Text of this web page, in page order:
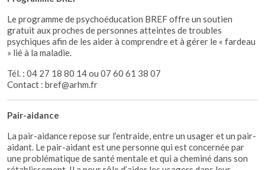
Le programme de psychoéducation BREF offre un soutien
gratuit aux proches de personnes atteintes de troubles
psychiques afin de les aider à comprendre et à gérer le « fardeau
» lié à la maladie.
Tél. : 04 27 18 80 14 ou 07 60 61 38 07
Contact : bref@arhm.fr
Pair-aidance
La pair-aidance repose sur l’entraide, entre un usager et un pair-
aidant. Le pair-aidant est une personne qui est concernée par
une problématique de santé mentale et qui a cheminé dans son